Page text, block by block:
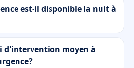
est-il disponible la nuit à
d'intervention moyen à